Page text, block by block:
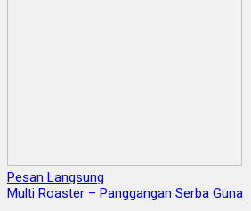
Pesan Langsung
Multi Roaster – Panggangan Serba Guna